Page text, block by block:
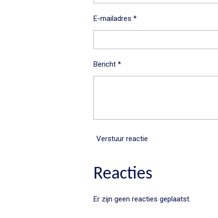
E-mailadres *
Bericht *
Verstuur reactie
Reacties
Er zijn geen reacties geplaatst.